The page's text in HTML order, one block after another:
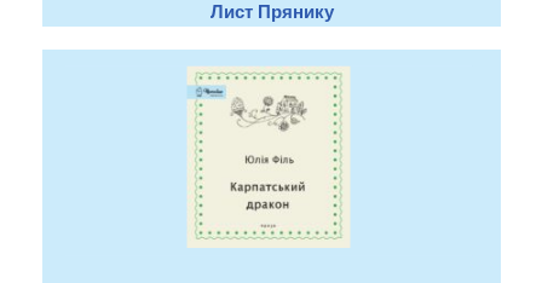
Лист Прянику